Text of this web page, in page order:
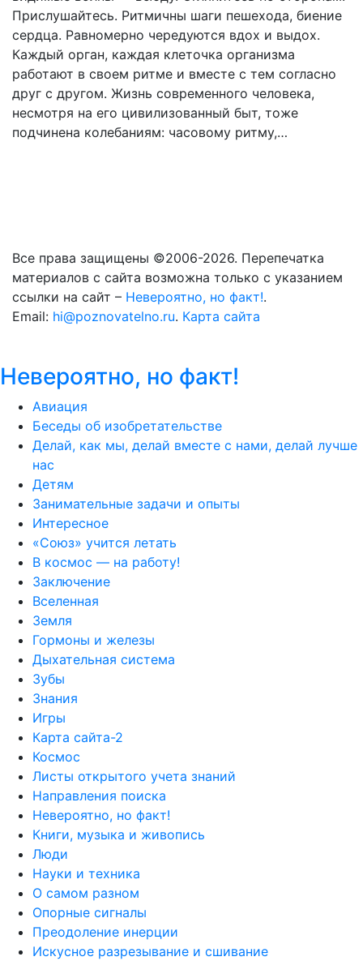
Прислушайтесь. Ритмичны шаги пешехода, биение
сердца. Равномерно чередуются вдох и выдох.
Каждый орган, каждая клеточка организма
работают в своем ритме и вместе с тем согласно
друг с другом. Жизнь современного человека,
несмотря на его цивилизованный быт, тоже
подчинена колебаниям: часовому ритму,…
Все права защищены ©2006-2026. Перепечатка
материалов с сайта возможна только с указанием
ссылки на сайт – Невероятно, но факт!.
Email: hi@poznovatelno.ru. Карта сайта
Невероятно, но факт!
Авиация
Беседы об изобретательстве
Делай, как мы, делай вместе с нами, делай лучше
нас
Детям
Занимательные задачи и опыты
Интересное
«Союз» учится летать
В космос — на работу!
Заключение
Вселенная
Земля
Гормоны и железы
Дыхательная система
Зубы
Знания
Игры
Карта сайта-2
Космос
Листы открытого учета знаний
Направления поиска
Невероятно, но факт!
Книги, музыка и живопись
Люди
Науки и техника
О самом разном
Опорные сигналы
Преодоление инерции
Искусное разрезывание и сшивание